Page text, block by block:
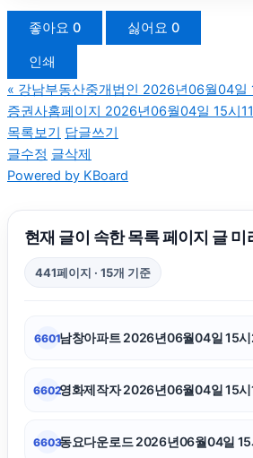
좋아요 0 싫어요 0
인쇄
« 강남부동산중개법인 2026년06월04일
증권사홈페이지 2026년06월04일 15시
목록보기 답글쓰기
글수정 글삭제
Powered by KBoard
현재 글이 속한 목록 페이지 글 미
441페이지 · 15개 기준
6601남창아파트 2026년06월04일 15
6602영화제작자 2026년06월04일 15시
6603동요다운로드 2026년06월04일 15